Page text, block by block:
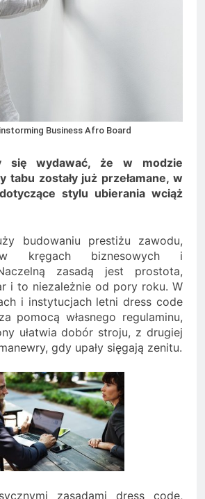
Minolta – kiedy wybrać
kolorowe, a kiedy czarno-
Business Afro Board
się wydawać, że w modzie
tabu zostały już przełamane, w
stylu ubierania wciąż
budowaniu prestiżu zawodu,
w kręgach biznesowych i
zasadą jest prostota,
i to niezależnie od pory roku. W
i instytucjach letni dress code
pomocą własnego regulaminu,
ułatwia dobór stroju, z drugiej
gdy upały sięgają zenitu.
zasadami dress code,